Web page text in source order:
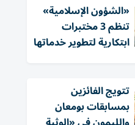
«الشؤون الإسلامية»
تنظم 3 مختبرات
ابتكارية لتطوير خدماتها
تتويج الفائزين
بمسابقات بومعان